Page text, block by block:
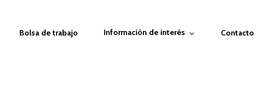
Bolsa de trabajo Información de interés Contacto